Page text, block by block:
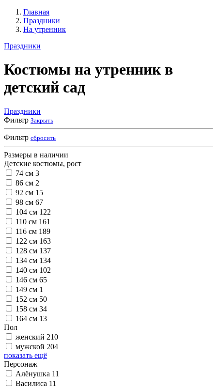
Главная
Праздники
На утренник
Праздники
Костюмы на утренник в
детский сад
Праздники
Фильтр Закрыть
Фильтр сбросить
Размеры в наличии
Детские костюмы, рост
74 см 3
86 см 2
92 см 15
98 см 67
104 см 122
110 см 161
116 см 189
122 см 163
128 см 137
134 см 134
140 см 102
146 см 65
149 см 1
152 см 50
158 см 34
164 см 13
Пол
женский 210
мужской 204
показать ещё
Персонаж
Алёнушка 11
Василиса 11